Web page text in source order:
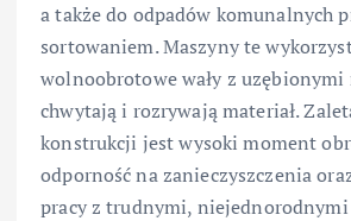
a także do odpadów komunalnych
sortowaniem. Maszyny te
wolnoobrotowe wały z
chwytają i rozrywają materiał.
konstrukcji jest wysoki moment
odporność na zanieczyszczenia
pracy z trudnymi, niejednorodnymi